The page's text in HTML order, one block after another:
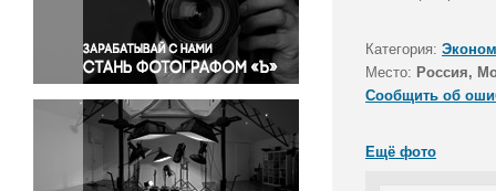
Правосудие
Происшествия и конфликты
Религия
Светская жизнь
Спорт
Экология
Экономика и бизнес
Категория:
Место: Россия,
Сообщить об
Ещё фото